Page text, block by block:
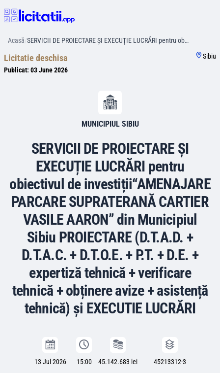
Acasă/SERVICII DE PROIECTARE ȘI EXECUȚIE LUCRĂRI pentru ob…
Licitatie deschisa
Publicat: 03 June 2026
Sibiu
MUNICIPIUL SIBIU
SERVICII DE PROIECTARE ȘI
EXECUȚIE LUCRĂRI pentru
obiectivul de investiții“AMENAJARE
PARCARE SUPRATERANĂ CARTIER
VASILE AARON” din Municipiul
Sibiu PROIECTARE (D.T.A.D. +
D.T.A.C. + D.T.O.E. + P.T. + D.E. +
expertiză tehnică + verificare
tehnică + obținere avize + asistență
tehnică) și EXECUTIE LUCRĂRI
13 Jul 2026 15:00 45.142.683 lei 45213312-3